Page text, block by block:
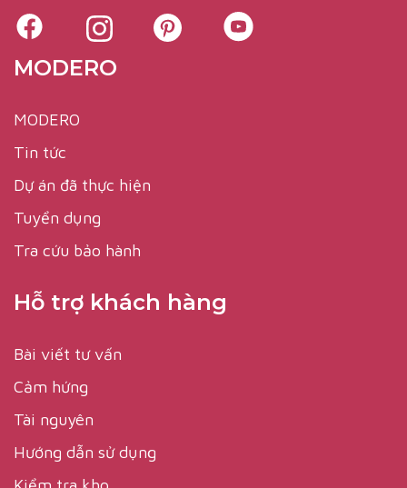
MODERO
MODERO
Tin tức
Dự án đã thực hiện
Tuyển dụng
Tra cứu bảo hành
Hỗ trợ khách hàng
Bài viết tư vấn
Cảm hứng
Tài nguyên
Hướng dẫn sử dụng